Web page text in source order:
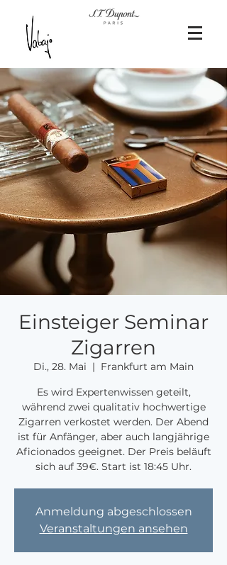
Einsteiger Seminar
Zigarren
Di., 28. Mai
  |
Frankfurt am Main
Es wird Expertenwissen geteilt,
während zwei qualitativ hochwertige
Zigarren verkostet werden. Der Abend
ist für Anfänger, aber auch langjährige
Aficionados geeignet. Der Preis beläuft
sich auf 39€. Start ist 18:45 Uhr.
Anmeldung abgeschlossen
Veranstaltungen ansehen